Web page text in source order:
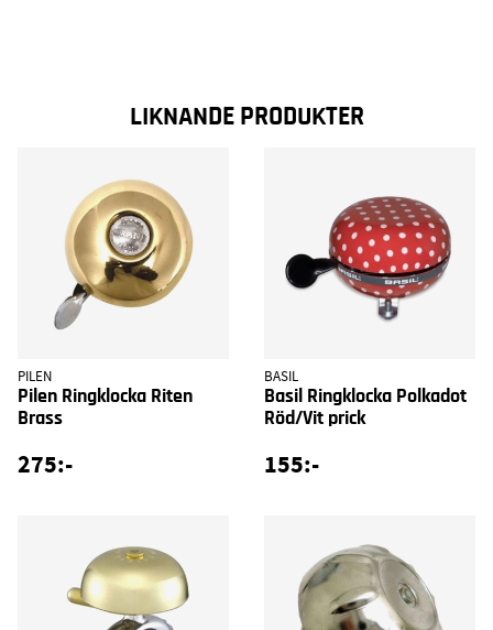
LIKNANDE PRODUKTER
PILEN
Pilen Ringklocka Riten
Brass
275:-
BASIL
Basil Ringklocka Polkadot
Röd/Vit prick
155:-